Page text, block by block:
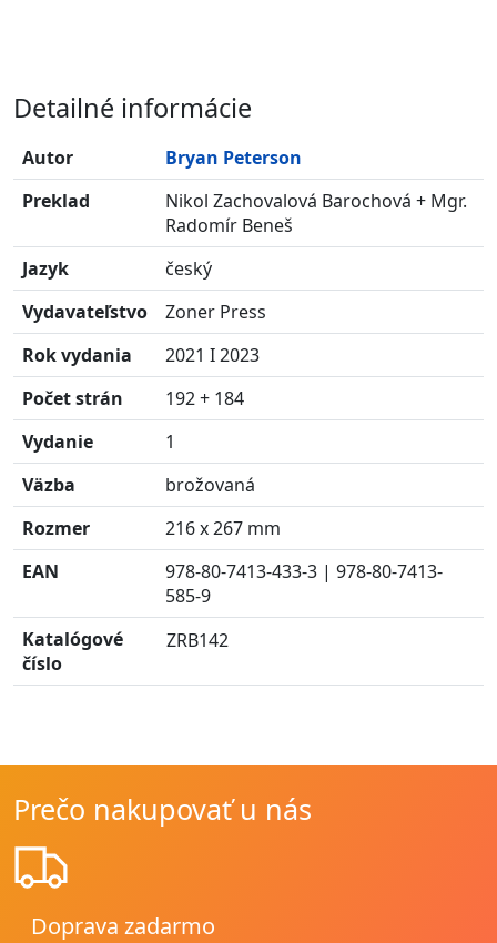
Detailné informácie
Autor
Bryan Peterson
Preklad
Nikol Zachovalová Barochová + Mgr.
Radomír Beneš
Jazyk
český
Vydavateľstvo
Zoner Press
Rok vydania
2021 I 2023
Počet strán
192 + 184
Vydanie
1
Väzba
brožovaná
Rozmer
216 x 267 mm
EAN
978-80-7413-433-3 | 978-80-7413-
585-9
Katalógové
číslo
ZRB142
Prečo nakupovať u nás
Doprava zadarmo